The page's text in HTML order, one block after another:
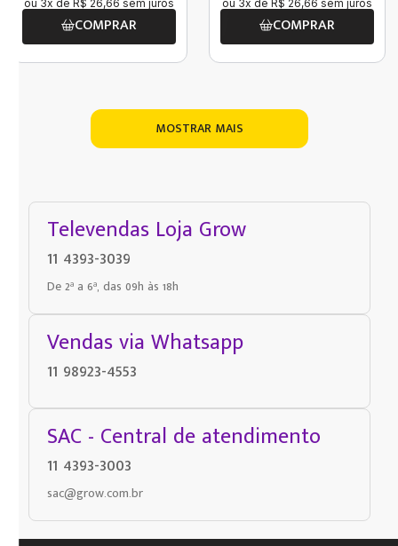
ou 3x de R$ 26,66 sem juros
COMPRAR
ou 3x de R$ 26,66 sem juros
COMPRAR
MOSTRAR MAIS
Televendas Loja Grow
11 4393-3039
De 2ª a 6ª, das 09h às 18h
Vendas via Whatsapp
11 98923-4553
SAC - Central de atendimento
11 4393-3003
sac@grow.com.br